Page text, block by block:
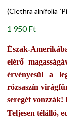
(Clethra alnifolia
1 950 Ft
Észak-
elérő
érvényesül a
rózsaszín
seregét vonzzák!
Teljesen télálló,